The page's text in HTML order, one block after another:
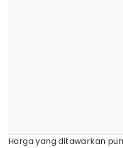
Harga yang ditawarkan